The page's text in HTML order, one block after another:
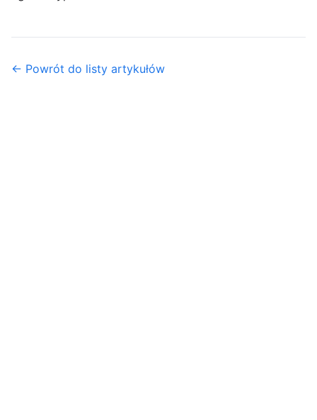
← Powrót do listy artykułów